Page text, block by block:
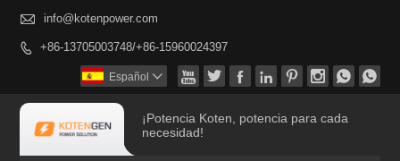
 info@kotenpower.com
 +86-13705003748/+86-15960024397
       
Español 
¡Potencia Koten, potencia para cada
necesidad!